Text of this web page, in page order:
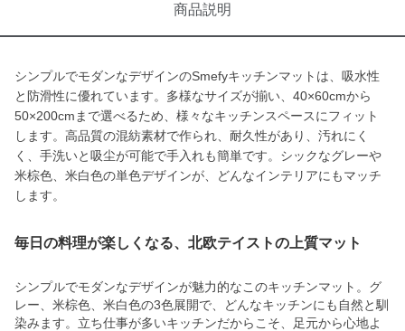
商品説明
シンプルでモダンなデザインのSmefyキッチンマットは、吸水性
と防滑性に優れています。多様なサイズが揃い、40×60cmから
50×200cmまで選べるため、様々なキッチンスペースにフィット
します。高品質の混紡素材で作られ、耐久性があり、汚れにく
く、手洗いと吸尘が可能で手入れも簡単です。シックなグレーや
米棕色、米白色の単色デザインが、どんなインテリアにもマッチ
します。
毎日の料理が楽しくなる、北欧テイストの上質マット
シンプルでモダンなデザインが魅力的なこのキッチンマット。グ
レー、米棕色、米白色の3色展開で、どんなキッチンにも自然と馴
染みます。立ち仕事が多いキッチンだからこそ、足元から心地よ